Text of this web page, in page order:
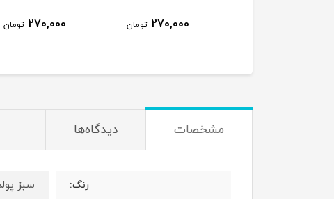
270,000 تومان 270,000 تومان
مشخصات دیدگاه‌ها
رنگ: سبز